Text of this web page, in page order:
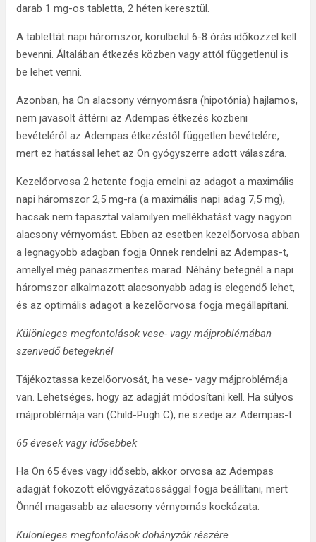
darab 1 mg-os tabletta, 2 héten keresztül.
A tablettát napi háromszor, körülbelül 6-8 órás időközzel kell
bevenni. Általában étkezés közben vagy attól függetlenül is
be lehet venni.
Azonban, ha Ön alacsony vérnyomásra (hipotónia) hajlamos,
nem javasolt áttérni az Adempas étkezés közbeni
bevételéről az Adempas étkezéstől független bevételére,
mert ez hatással lehet az Ön gyógyszerre adott válaszára.
Kezelőorvosa 2 hetente fogja emelni az adagot a maximális
napi háromszor 2,5 mg-ra (a maximális napi adag 7,5 mg),
hacsak nem tapasztal valamilyen mellékhatást vagy nagyon
alacsony vérnyomást. Ebben az esetben kezelőorvosa abban
a legnagyobb adagban fogja Önnek rendelni az Adempas-t,
amellyel még panaszmentes marad. Néhány betegnél a napi
háromszor alkalmazott alacsonyabb adag is elegendő lehet,
és az optimális adagot a kezelőorvosa fogja megállapítani.
Különleges megfontolások vese- vagy májproblémában
szenvedő betegeknél
Tájékoztassa kezelőorvosát, ha vese- vagy májproblémája
van. Lehetséges, hogy az adagját módosítani kell. Ha súlyos
májproblémája van (Child-Pugh C), ne szedje az Adempas-t.
65 évesek vagy idősebbek
Ha Ön 65 éves vagy idősebb, akkor orvosa az Adempas
adagját fokozott elővigyázatossággal fogja beállítani, mert
Önnél magasabb az alacsony vérnyomás kockázata.
Különleges megfontolások dohányzók részére